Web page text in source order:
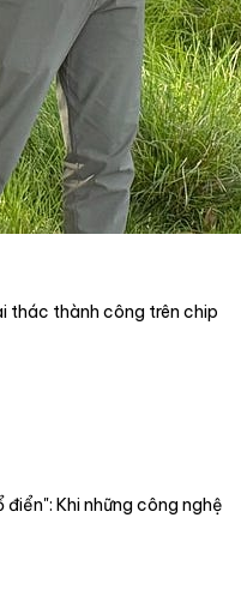
thác thành công trên chip
Khi những công nghệ